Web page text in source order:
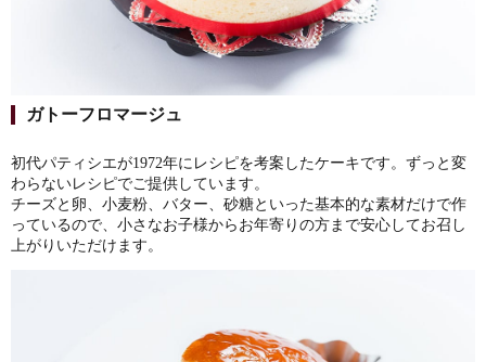
ガトーフロマージュ
初代パティシエが1972年にレシピを考案したケーキです。ずっと変
わらないレシピでご提供しています。
チーズと卵、小麦粉、バター、砂糖といった基本的な素材だけで作
っているので、小さなお子様からお年寄りの方まで安心してお召し
上がりいただけます。